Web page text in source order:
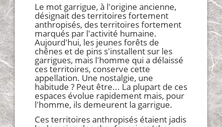
Le mot garrigue, à l'origine ancienne,
désignait des territoires fortement
anthropisés, des territoires fortement
marqués par l'activité humaine.
Aujourd'hui, les jeunes forêts de
chênes et de pins s'installent sur les
garrigues, mais l'homme qui a délaissé
ces territoires, conserve cette
appellation. Une nostalgie, une
habitude ? Peut être... La plupart de ces
espaces évolue rapidement mais, pour
l'homme, ils demeurent la garrigue.
Ces territoires anthropisés étaient jadis